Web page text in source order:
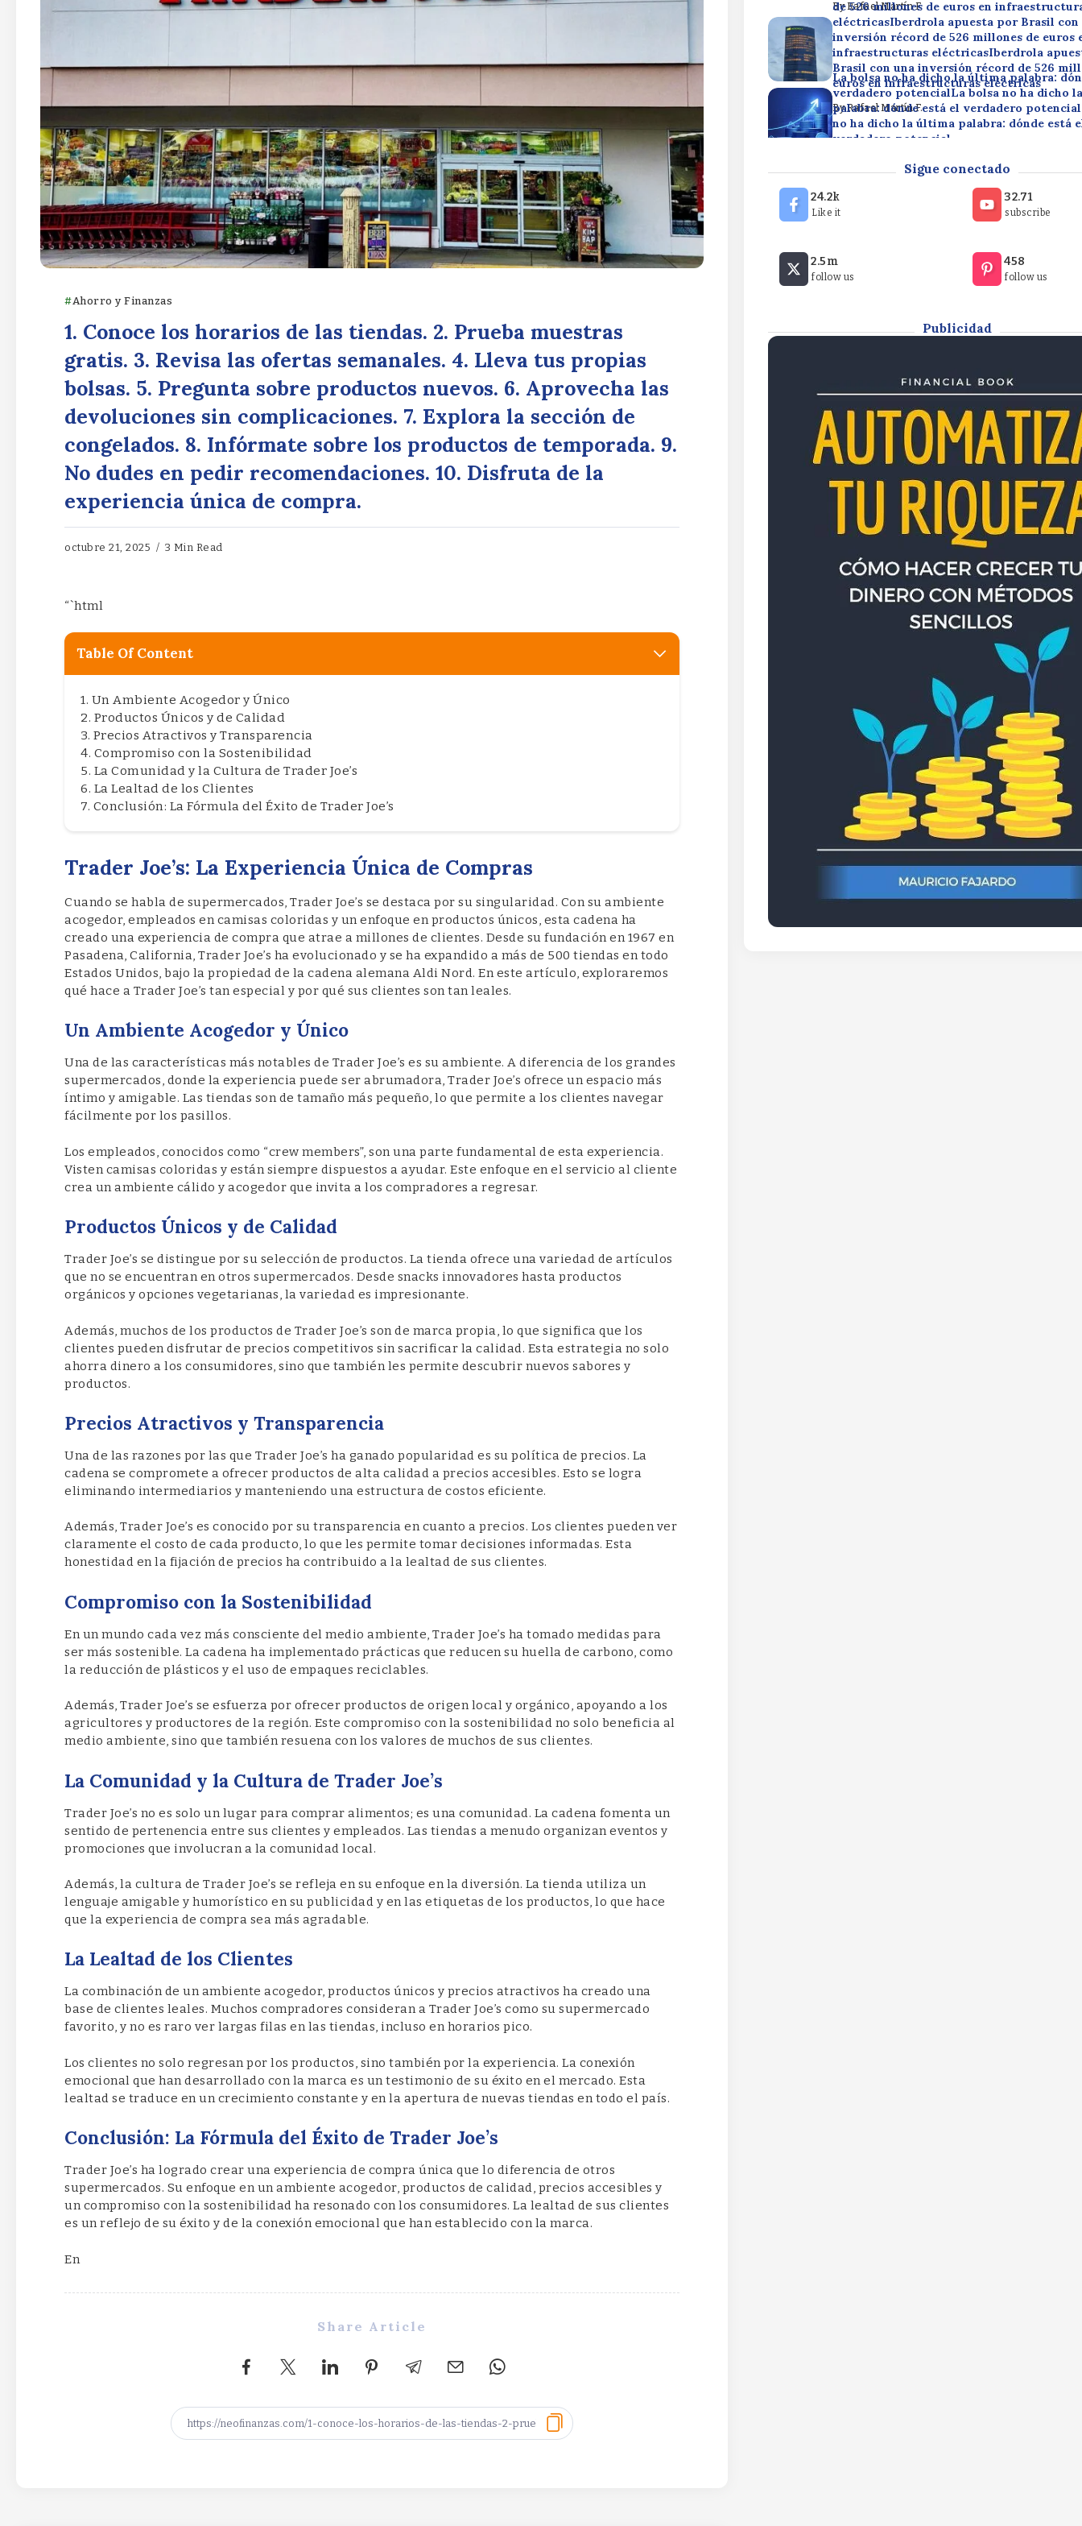
Ahorro y Finanzas
1. Conoce los horarios de las tiendas. 2. Prueba muestras
gratis. 3. Revisa las ofertas semanales. 4. Lleva tus propias
bolsas. 5. Pregunta sobre productos nuevos. 6. Aprovecha las
devoluciones sin complicaciones. 7. Explora la sección de
congelados. 8. Infórmate sobre los productos de temporada. 9.
No dudes en pedir recomendaciones. 10. Disfruta de la
experiencia única de compra.
octubre 21, 2025 3 Min Read
“`html
Table Of Content
Un Ambiente Acogedor y Único
Productos Únicos y de Calidad
Precios Atractivos y Transparencia
Compromiso con la Sostenibilidad
La Comunidad y la Cultura de Trader Joe’s
La Lealtad de los Clientes
Conclusión: La Fórmula del Éxito de Trader Joe’s
Trader Joe’s: La Experiencia Única de Compras
Cuando se habla de supermercados, Trader Joe’s se destaca por su singularidad. Con su ambiente
acogedor, empleados en camisas coloridas y un enfoque en productos únicos, esta cadena ha
creado una experiencia de compra que atrae a millones de clientes. Desde su fundación en 1967 en
Pasadena, California, Trader Joe’s ha evolucionado y se ha expandido a más de 500 tiendas en todo
Estados Unidos, bajo la propiedad de la cadena alemana Aldi Nord. En este artículo, exploraremos
qué hace a Trader Joe’s tan especial y por qué sus clientes son tan leales.
Un Ambiente Acogedor y Único
Una de las características más notables de Trader Joe’s es su ambiente. A diferencia de los grandes
supermercados, donde la experiencia puede ser abrumadora, Trader Joe’s ofrece un espacio más
íntimo y amigable. Las tiendas son de tamaño más pequeño, lo que permite a los clientes navegar
fácilmente por los pasillos.
Los empleados, conocidos como “crew members”, son una parte fundamental de esta experiencia.
Visten camisas coloridas y están siempre dispuestos a ayudar. Este enfoque en el servicio al cliente
crea un ambiente cálido y acogedor que invita a los compradores a regresar.
Productos Únicos y de Calidad
Trader Joe’s se distingue por su selección de productos. La tienda ofrece una variedad de artículos
que no se encuentran en otros supermercados. Desde snacks innovadores hasta productos
orgánicos y opciones vegetarianas, la variedad es impresionante.
Además, muchos de los productos de Trader Joe’s son de marca propia, lo que significa que los
clientes pueden disfrutar de precios competitivos sin sacrificar la calidad. Esta estrategia no solo
ahorra dinero a los consumidores, sino que también les permite descubrir nuevos sabores y
productos.
Precios Atractivos y Transparencia
Una de las razones por las que Trader Joe’s ha ganado popularidad es su política de precios. La
cadena se compromete a ofrecer productos de alta calidad a precios accesibles. Esto se logra
eliminando intermediarios y manteniendo una estructura de costos eficiente.
Además, Trader Joe’s es conocido por su transparencia en cuanto a precios. Los clientes pueden ver
claramente el costo de cada producto, lo que les permite tomar decisiones informadas. Esta
honestidad en la fijación de precios ha contribuido a la lealtad de sus clientes.
Compromiso con la Sostenibilidad
En un mundo cada vez más consciente del medio ambiente, Trader Joe’s ha tomado medidas para
ser más sostenible. La cadena ha implementado prácticas que reducen su huella de carbono, como
la reducción de plásticos y el uso de empaques reciclables.
Además, Trader Joe’s se esfuerza por ofrecer productos de origen local y orgánico, apoyando a los
agricultores y productores de la región. Este compromiso con la sostenibilidad no solo beneficia al
medio ambiente, sino que también resuena con los valores de muchos de sus clientes.
La Comunidad y la Cultura de Trader Joe’s
Trader Joe’s no es solo un lugar para comprar alimentos; es una comunidad. La cadena fomenta un
sentido de pertenencia entre sus clientes y empleados. Las tiendas a menudo organizan eventos y
promociones que involucran a la comunidad local.
Además, la cultura de Trader Joe’s se refleja en su enfoque en la diversión. La tienda utiliza un
lenguaje amigable y humorístico en su publicidad y en las etiquetas de los productos, lo que hace
que la experiencia de compra sea más agradable.
La Lealtad de los Clientes
La combinación de un ambiente acogedor, productos únicos y precios atractivos ha creado una
base de clientes leales. Muchos compradores consideran a Trader Joe’s como su supermercado
favorito, y no es raro ver largas filas en las tiendas, incluso en horarios pico.
Los clientes no solo regresan por los productos, sino también por la experiencia. La conexión
emocional que han desarrollado con la marca es un testimonio de su éxito en el mercado. Esta
lealtad se traduce en un crecimiento constante y en la apertura de nuevas tiendas en todo el país.
Conclusión: La Fórmula del Éxito de Trader Joe’s
Trader Joe’s ha logrado crear una experiencia de compra única que lo diferencia de otros
supermercados. Su enfoque en un ambiente acogedor, productos de calidad, precios accesibles y
un compromiso con la sostenibilidad ha resonado con los consumidores. La lealtad de sus clientes
es un reflejo de su éxito y de la conexión emocional que han establecido con la marca.
En
Share Article
By Rafael Martín F.
de 526 millones de euros en
eléctricasIberdrola apuesta por Brasil con
inversión récord de 526 millones de euros
infraestructuras eléctricasIberdrola
Brasil con una inversión récord de 526
euros en infraestructuras eléctricas
By Rafael Martín F.
La bolsa no ha dicho la última palabra:
verdadero potencialLa bolsa no ha dicho
palabra: dónde está el verdadero
no ha dicho la última palabra: dónde está
verdadero potencial
Rafael Martín F.
¿Estamos ante el inicio de un mercado
S&P 500 o puede alcanzar pronto un
ante el inicio de un mercado alcista en el
puede alcanzar pronto un
inicio de un mercado alcista en el S&P
By
Iberdrola apuesta por Brasil con una
de 526 millones de euros en
eléctricasIberdrola apuesta por Brasil con
Brasil con una inversión récord de 526
Sigue conectado
24.2k
Like it
32.71
subscribe
2.5m
follow us
458
follow us
Publicidad